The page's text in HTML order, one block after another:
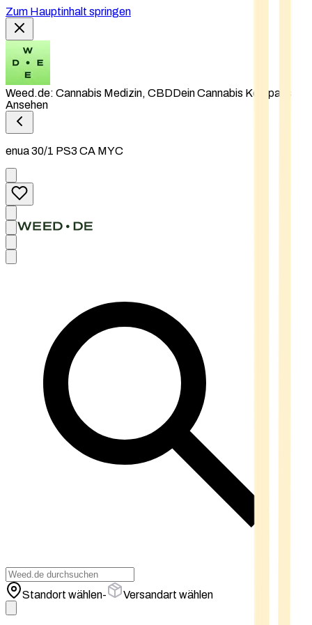
Zum Hauptinhalt springen
Weed.de: Cannabis Medizin, CBDDein Cannabis Kompass
Ansehen
enua 30/1 PS3 CA MYC
Standort wählen- Versandart wählen